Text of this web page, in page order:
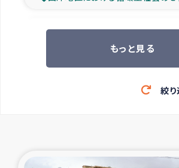
ツアー参加者の声
緊急救援の時代
東ティモール豪雨緊急
もっと見る
絞り